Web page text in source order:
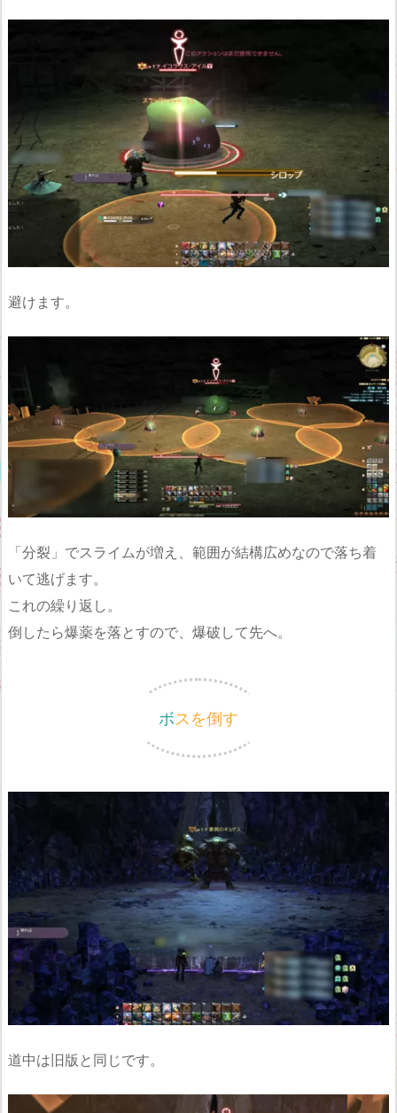
避けます。
「分裂」でスライムが増え、範囲が結構広めなので落ち着
いて逃げます。
これの繰り返し。
倒したら爆薬を落とすので、爆破して先へ。
ボスを倒す
道中は旧版と同じです。